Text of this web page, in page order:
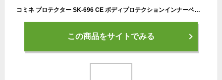
コミネ プロテクター SK-696 CE ボディプロテクションインナーベスト KOMINE 04-696 CE規格
この商品をサイトでみる